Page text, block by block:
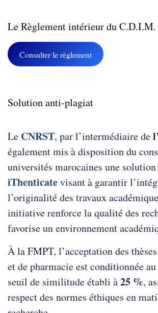
Le Règlement intérieur du C.D.I.M.
Consulter le règlement
Solution anti-plagiat
Le CNRST, par l’intermédiaire de
également mis à disposition du
universités marocaines une
iThenticatevisant à garantir
l’originalité des travaux
initiative renforce la qualité des
favorise un environnement
À la FMPT, l’acceptation des
et de pharmacie est conditionnée au
seuil de similitude établi à25 %,
respect des normes éthiques en